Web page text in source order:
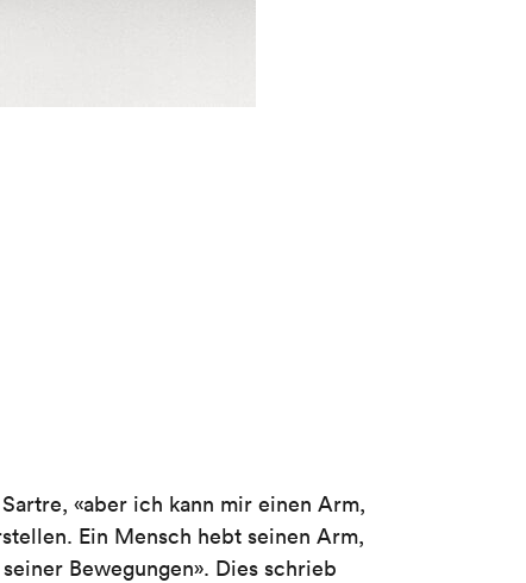
«aber ich kann mir einen Arm,
Ein Mensch hebt seinen Arm,
Bewegungen». Dies schrieb